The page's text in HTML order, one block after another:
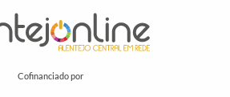
Cofinanciado por